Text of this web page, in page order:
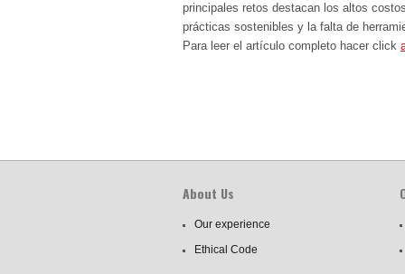
principales retos destacan los altos
prácticas sostenibles y la falta de
Para leer el artículo completo hacer click
About Us
Our experience
Ethical Code